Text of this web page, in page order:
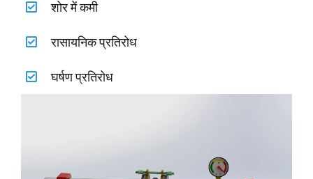
शोर में कमी
रासायनिक प्रतिरोध
घर्षण प्रतिरोध